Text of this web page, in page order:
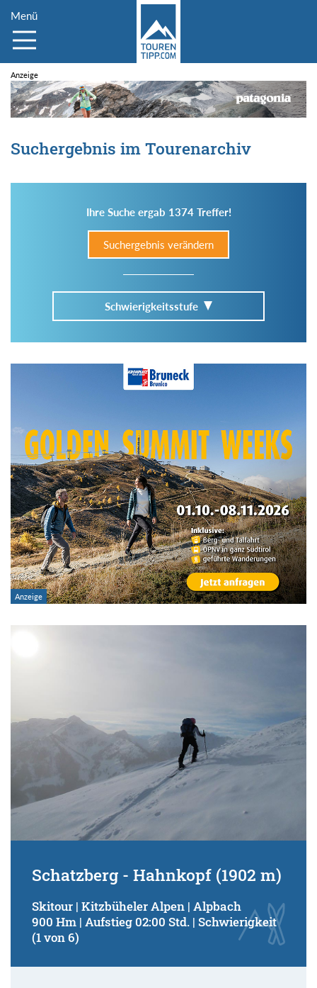
Menü
Suchergebnis im Tourenarchiv
Ihre Suche ergab 1374 Treffer!
Suchergebnis verändern
Schwierigkeitsstufe
Im Tourenarchiv suchen
Region:
Gebirge:
Art der Tour:
Schatzberg - Hahnkopf (1902 m)
Skitour | Kitzbüheler Alpen | Alpbach
900 Hm | Aufstieg 02:00 Std. | Schwierigkeit
(1 von 6)